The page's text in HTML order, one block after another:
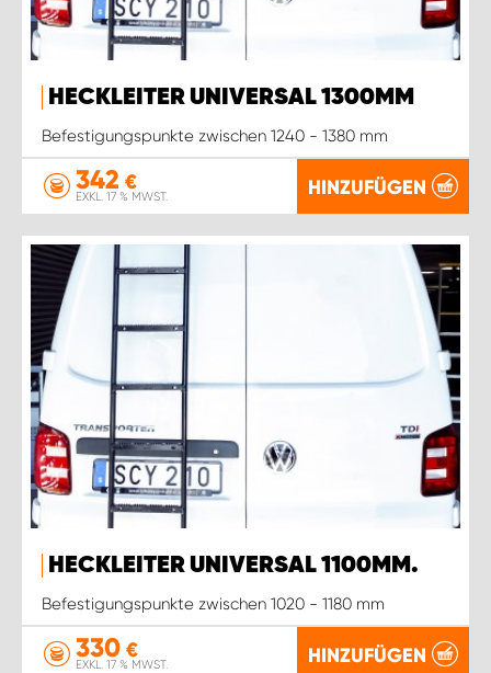
HECKLEITER UNIVERSAL 1300MM
Befestigungspunkte zwischen 1240 - 1380 mm
342 €
EXKL. 17 % MWST. HINZUFÜGEN
HECKLEITER UNIVERSAL 1100MM.
Befestigungspunkte zwischen 1020 - 1180 mm
330 €
EXKL. 17 % MWST. HINZUFÜGEN